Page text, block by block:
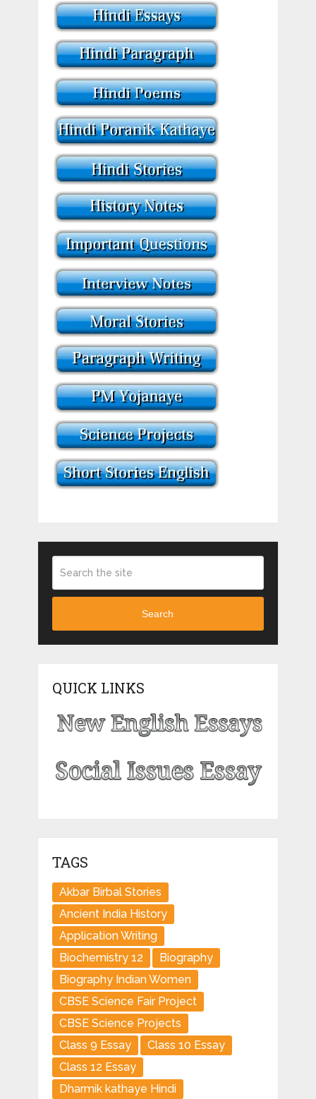
Search
QUICK LINKS
TAGS
Akbar Birbal Stories
Ancient India History
Application Writing
Biochemistry 12
Biography
Biography Indian Women
CBSE Science Fair Project
CBSE Science Projects
Class 9 Essay
Class 10 Essay
Class 12 Essay
Dharmik kathaye Hindi